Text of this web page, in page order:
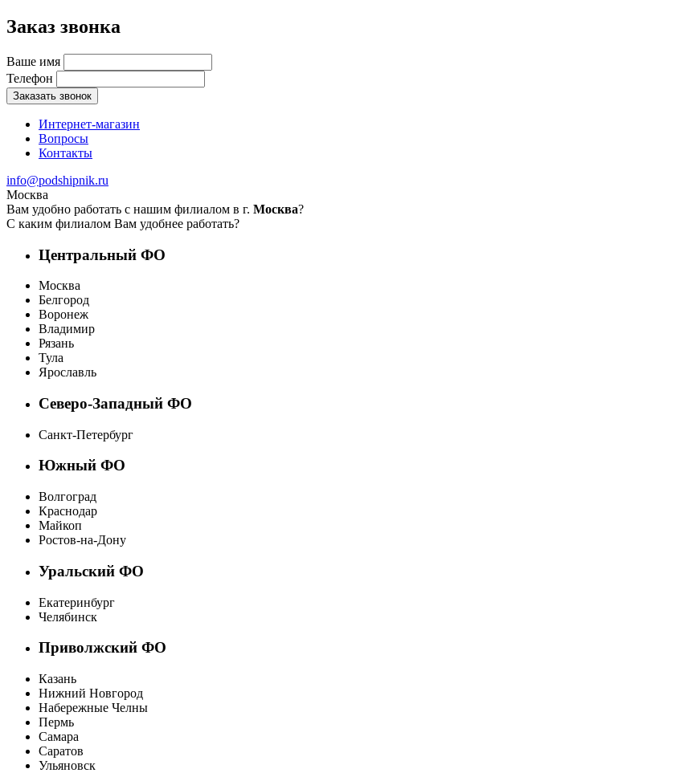
Заказ звонка
Ваше имя
Телефон
Заказать звонок
Интернет-магазин
Вопросы
Контакты
info@podshipnik.ru
Москва
Вам удобно работать с нашим филиалом в г. Москва?
С каким филиалом Вам удобнее работать?
Центральный ФО
Москва
Белгород
Воронеж
Владимир
Рязань
Тула
Ярославль
Северо-Западный ФО
Санкт-Петербург
Южный ФО
Волгоград
Краснодар
Майкоп
Ростов-на-Дону
Уральский ФО
Екатеринбург
Челябинск
Приволжский ФО
Казань
Нижний Новгород
Набережные Челны
Пермь
Самара
Саратов
Ульяновск